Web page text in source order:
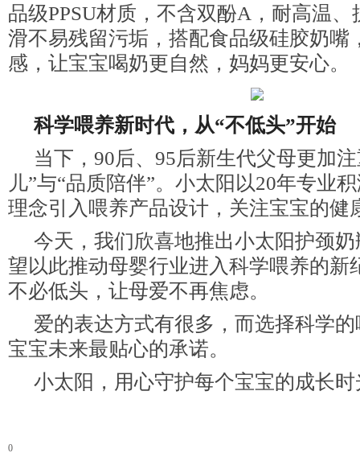
品级PPSU材质，不含双酚A，耐高温
滑不易残留污垢，搭配食品级硅胶奶嘴
感，让宝宝喝奶更自然，妈妈更安心。
科学喂养新时代，从“不低头”开始
当下，90后、95后新生代父母更加
儿”与“品质陪伴”。小太阳以20年专业
理念引入喂养产品设计，关注宝宝的健
今天，我们欣喜地推出小太阳护颈
望以此推动母婴行业进入科学喂养的
不必低头，让母爱不再焦虑。
爱的表达方式有很多，而选择科学
宝宝未来最贴心的承诺。
小太阳，用心守护每个宝宝的成长时
0